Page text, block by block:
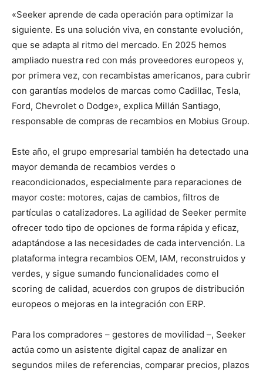
«Seeker aprende de cada operación para optimizar la
siguiente. Es una solución viva, en constante evolución,
que se adapta al ritmo del mercado. En 2025 hemos
ampliado nuestra red con más proveedores europeos y,
por primera vez, con recambistas americanos, para cubrir
con garantías modelos de marcas como Cadillac, Tesla,
Ford, Chevrolet o Dodge», explica Millán Santiago,
responsable de compras de recambios en Mobius Group.
Este año, el grupo empresarial también ha detectado una
mayor demanda de recambios verdes o
reacondicionados, especialmente para reparaciones de
mayor coste: motores, cajas de cambios, filtros de
partículas o catalizadores. La agilidad de Seeker permite
ofrecer todo tipo de opciones de forma rápida y eficaz,
adaptándose a las necesidades de cada intervención. La
plataforma integra recambios OEM, IAM, reconstruidos y
verdes, y sigue sumando funcionalidades como el
scoring de calidad, acuerdos con grupos de distribución
europeos o mejoras en la integración con ERP.
Para los compradores – gestores de movilidad –, Seeker
actúa como un asistente digital capaz de analizar en
segundos miles de referencias, comparar precios, plazos